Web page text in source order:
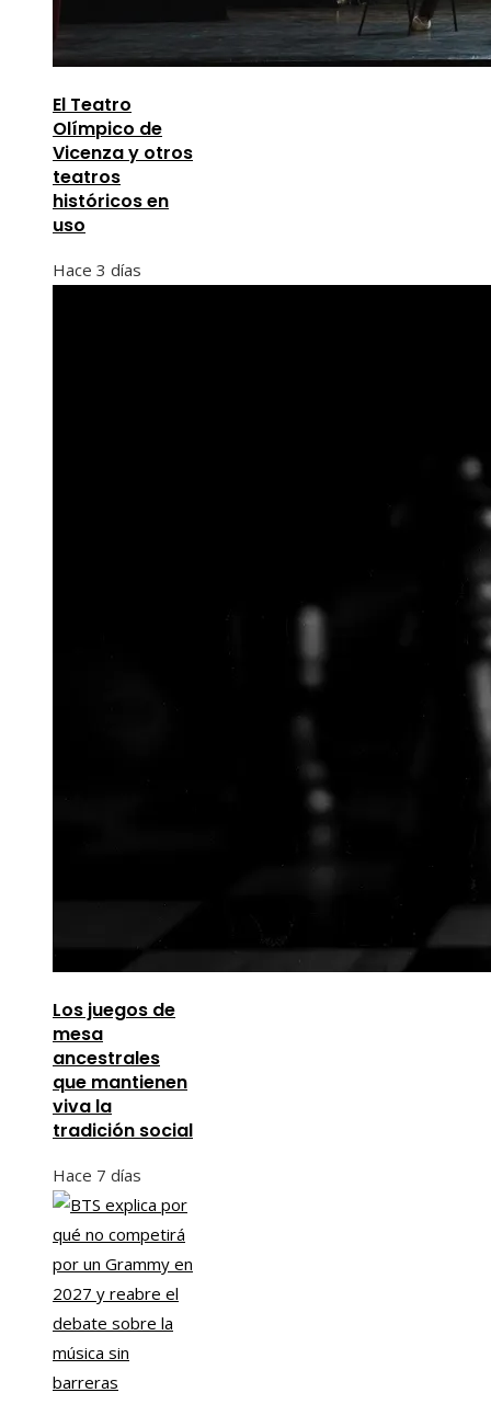
El Teatro
Olímpico de
Vicenza y otros
teatros
históricos en
uso
Hace 3 días
Los juegos de
mesa
ancestrales
que mantienen
viva la
tradición social
Hace 7 días